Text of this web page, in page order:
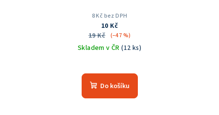
8 Kč bez DPH
10 Kč
19 Kč
(–47 %)
Skladem v ČR(12 ks)
hodnocení
produktu
Do košíku